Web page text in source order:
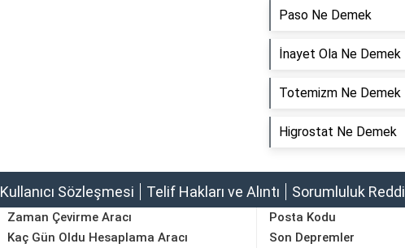
Paso Ne Demek
İnayet Ola Ne Demek
Totemizm Ne Demek
Higrostat Ne Demek
Kullanıcı Sözleşmesi Telif Hakları ve Alıntı Sorumluluk Reddi
Zaman Çevirme Aracı
Kaç Gün Oldu Hesaplama Aracı
Posta Kodu
Son Depremler